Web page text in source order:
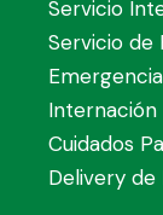
Servicio
Servicio de
Internación
Cuidados
Delivery